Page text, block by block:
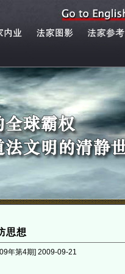
思想
年第4期] 2009-09-21